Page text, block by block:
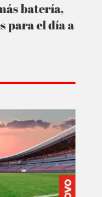
batería,
para el día a